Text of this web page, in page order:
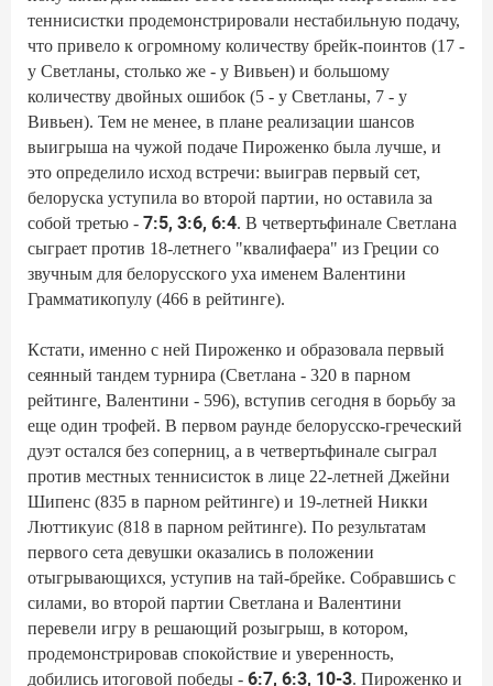
теннисистки продемонстрировали нестабильную подачу,
что привело к огромному количеству брейк-поинтов (17 -
у Светланы, столько же - у Вивьен) и большому
количеству двойных ошибок (5 - у Светланы, 7 - у
Вивьен). Тем не менее, в плане реализации шансов
выигрыша на чужой подаче Пироженко была лучше, и
это определило исход встречи: выиграв первый сет,
белоруска уступила во второй партии, но оставила за
собой третью - 7:5, 3:6, 6:4. В четвертьфинале Светлана
сыграет против 18-летнего "квалифаера" из Греции со
звучным для белорусского уха именем Валентини
Грамматикопулу (466 в рейтинге).
Кстати, именно с ней Пироженко и образовала первый
сеянный тандем турнира (Светлана - 320 в парном
рейтинге, Валентини - 596), вступив сегодня в борьбу за
еще один трофей. В первом раунде белорусско-греческий
дуэт остался без соперниц, а в четвертьфинале сыграл
против местных теннисисток в лице 22-летней Джейни
Шипенс (835 в парном рейтинге) и 19-летней Никки
Люттикуис (818 в парном рейтинге). По результатам
первого сета девушки оказались в положении
отыгрывающихся, уступив на тай-брейке. Собравшись с
силами, во второй партии Светлана и Валентини
перевели игру в решающий розыгрыш, в котором,
продемонстрировав спокойствие и уверенность,
добились итоговой победы - 6:7, 6:3, 10-3. Пироженко и